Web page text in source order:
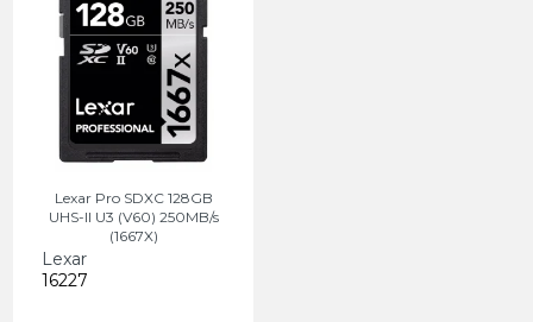
Lexar Pro SDXC 128GB
UHS-II U3 (V60) 250MB/s
(1667X)
Lexar
16227